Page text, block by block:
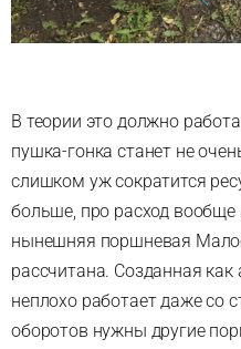
В теории это должно
пушка-гонка станет не
слишком уж сократится
больше, про расход вообще
нынешняя поршневая
рассчитана. Созданная как
неплохо работает даже со
оборотов нужны другие